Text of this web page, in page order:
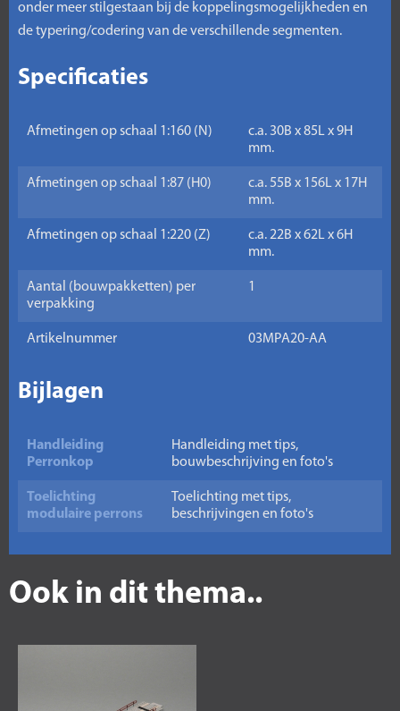
onder meer stilgestaan bij de koppelingsmogelijkheden en
de typering/codering van de verschillende segmenten.
Specificaties
Afmetingen op schaal 1:160 (N)
c.a. 30B x 85L x 9H
mm.
Afmetingen op schaal 1:87 (H0)
c.a. 55B x 156L x 17H
mm.
Afmetingen op schaal 1:220 (Z)
c.a. 22B x 62L x 6H
mm.
Aantal (bouwpakketten) per
verpakking
1
Artikelnummer 03MPA20-AA
Bijlagen
Handleiding
Perronkop
Handleiding met tips,
bouwbeschrijving en foto's
Toelichting
modulaire perrons
Toelichting met tips,
beschrijvingen en foto's
Ook in dit thema..